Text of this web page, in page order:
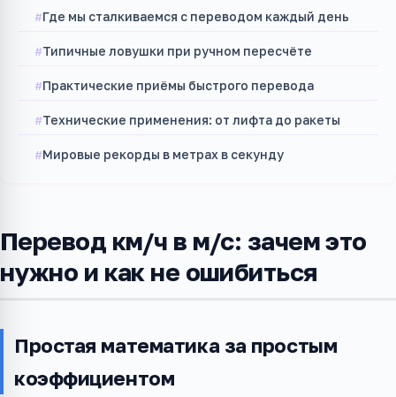
Где мы сталкиваемся с переводом каждый день
Типичные ловушки при ручном пересчёте
Практические приёмы быстрого перевода
Технические применения: от лифта до ракеты
Мировые рекорды в метрах в секунду
Перевод км/ч в м/с: зачем это
нужно и как не ошибиться
Простая математика за простым
коэффициентом